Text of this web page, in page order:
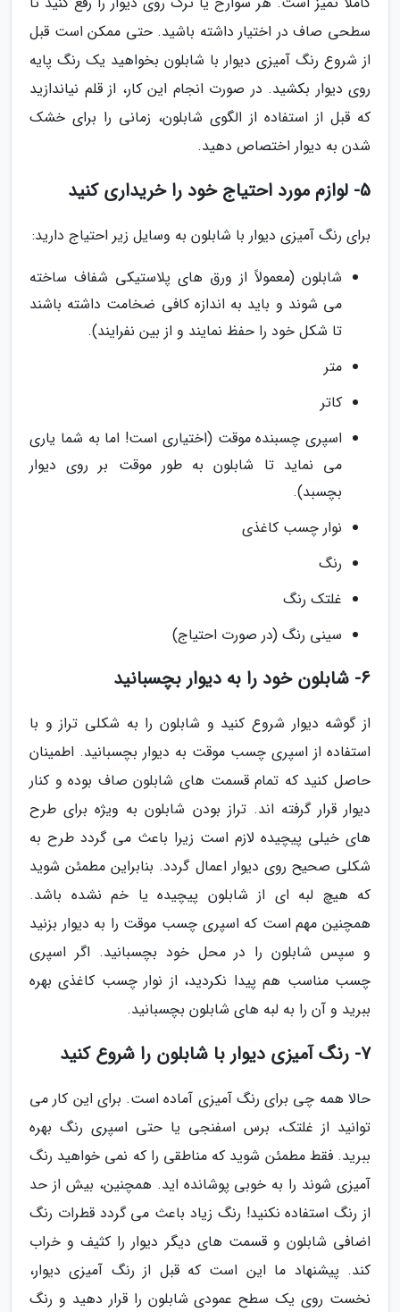
سطحی صاف در اختیار داشته باشید. حتی ممکن است قبل
از شروع رنگ آمیزی دیوار با شابلون بخواهید یک رنگ پایه
روی دیوار بکشید. در صورت انجام این کار، از قلم نیاندازید
که قبل از استفاده از الگوی شابلون، زمانی را برای خشک
شدن به دیوار اختصاص دهید.
5- لوازم مورد احتیاج خود را خریداری کنید
برای رنگ آمیزی دیوار با شابلون به وسایل زیر احتیاج دارید:
شابلون (معمولاً از ورق های پلاستیکی شفاف ساخته
می شوند و باید به اندازه کافی ضخامت داشته باشند
تا شکل خود را حفظ نمایند و از بین نفرایند).
متر
کاتر
اسپری چسبنده موقت (اختیاری است! اما به شما یاری
می نماید تا شابلون به طور موقت بر روی دیوار
بچسبد).
نوار چسب کاغذی
رنگ
غلتک رنگ
سینی رنگ (در صورت احتیاج)
6- شابلون خود را به دیوار بچسبانید
از گوشه دیوار شروع کنید و شابلون را به شکلی تراز و با
استفاده از اسپری چسب موقت به دیوار بچسبانید. اطمینان
حاصل کنید که تمام قسمت های شابلون صاف بوده و کنار
دیوار قرار گرفته اند. تراز بودن شابلون به ویژه برای طرح
های خیلی پیچیده لازم است زیرا باعث می گردد طرح به
شکلی صحیح روی دیوار اعمال گردد. بنابراین مطمئن شوید
که هیچ لبه ای از شابلون پیچیده یا خم نشده باشد.
همچنین مهم است که اسپری چسب موقت را به دیوار بزنید
و سپس شابلون را در محل خود بچسبانید. اگر اسپری
چسب مناسب هم پیدا نکردید، از نوار چسب کاغذی بهره
ببرید و آن را به لبه های شابلون بچسبانید.
7- رنگ آمیزی دیوار با شابلون را شروع کنید
حالا همه چی برای رنگ آمیزی آماده است. برای این کار می
توانید از غلتک، برس اسفنجی یا حتی اسپری رنگ بهره
ببرید. فقط مطمئن شوید که مناطقی را که نمی خواهید رنگ
آمیزی شوند را به خوبی پوشانده اید. همچنین، بیش از حد
از رنگ استفاده نکنید! رنگ زیاد باعث می گردد قطرات رنگ
اضافی شابلون و قسمت های دیگر دیوار را کثیف و خراب
کند. پیشنهاد ما این است که قبل از رنگ آمیزی دیوار،
نخست روی یک سطح عمودی شابلون را قرار دهید و رنگ